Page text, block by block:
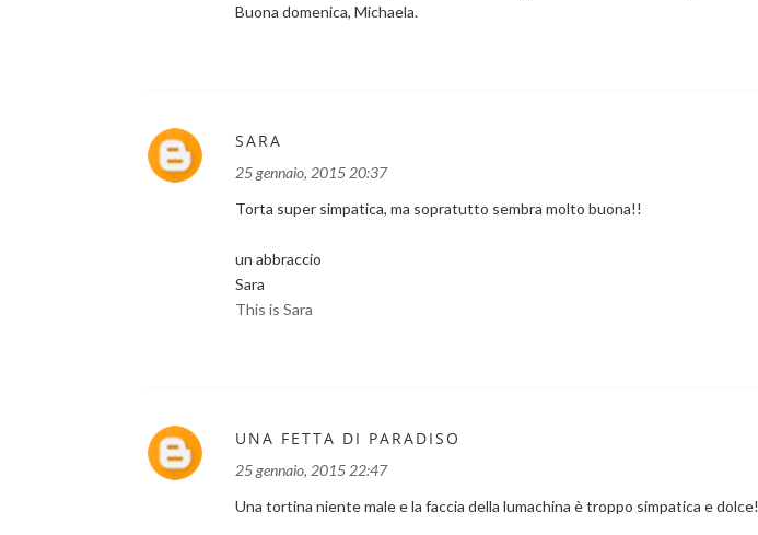
Buona domenica, Michaela.
SARA
25 gennaio, 2015 20:37
Torta super simpatica, ma sopratutto sembra molto buona!!
un abbraccio
Sara
This is Sara
UNA FETTA DI PARADISO
25 gennaio, 2015 22:47
Una tortina niente male e la faccia della lumachina è troppo simpatica e dolce!